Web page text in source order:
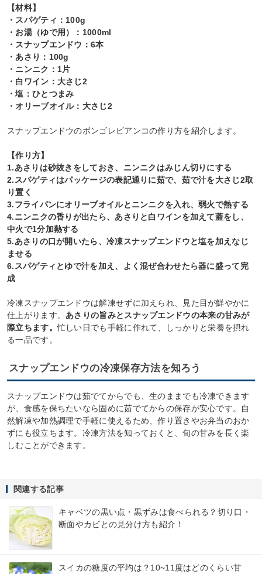
【材料】
・スパゲティ：100g
・お湯（ゆで用）：1000ml
・スナップエンドウ：6本
・あさり：100g
・ニンニク：1片
・白ワイン：大さじ2
・塩：ひとつまみ
・オリーブオイル：大さじ2
スナップエンドウのボンゴレビアンコの作り方を紹介します。
【作り方】
1.あさりは砂抜きをしておき、ニンニクはみじん切りにする
2.スパゲティはパッケージの表記通りに茹で、茹で汁を大さじ2取
り置く
3.フライパンにオリーブオイルとニンニクを入れ、弱火で熱する
4.ニンニクの香りが出たら、あさりと白ワインを加えて蓋をし、
中火で1分加熱する
5.あさりの口が開いたら、冷凍スナップエンドウと塩を加えなじ
ませる
6.スパゲティとゆで汁を加え、よく混ぜ合わせたら器に盛って完
成
冷凍スナップエンドウは解凍せずに加えられ、見た目が鮮やかに
仕上がります。 あさりの旨みとスナップエンドウの本来の甘みが
際立ちます。忙しい日でも手軽に作れて、しっかりと栄養を摂れ
る一品です。
スナップエンドウの冷凍保存方法を知ろう
スナップエンドウは茹でてからでも、生のままでも冷凍できます
が、食感を保ちたいなら固めに茹でてからの保存が安心です。自
然解凍や加熱調理で手軽に使えるため、作り置きやお弁当のおか
ずにも役立ちます。冷凍方法を知っておくと、旬の甘みを長く楽
しむことができます。
関連する記事
キャベツの黒い点・黒ずみは食べられる？切り口・
断面やカビとの見分け方も紹介！
スイカの糖度の平均は？10~11度はどのくらい甘